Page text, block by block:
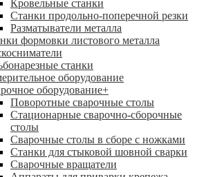
Кровельные станки
Станки продольно-поперечной резки
Разматыватели металла
формовки листового металла
станки
оборудование
оборудование+
Поворотные сварочные столы
Стационарные сварочно-сборочные
столы
Сварочные столы в сборе с ножками
Станки для стыковой шовной сварки
Сварочные вращатели